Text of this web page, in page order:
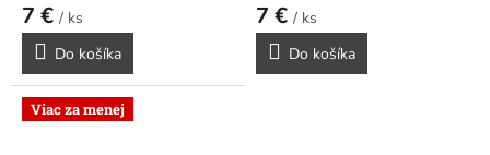
7 € / ks
Do košíka
7 € / ks
Do košíka
Viac za menej